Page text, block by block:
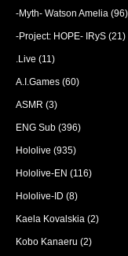
-Myth- Watson Amelia (96)
-Project: HOPE- IRyS (21)
.Live (11)
A.I.Games (60)
ASMR (3)
ENG Sub (396)
Hololive (935)
Hololive-EN (116)
Hololive-ID (8)
Kaela Kovalskia (2)
Kobo Kanaeru (2)